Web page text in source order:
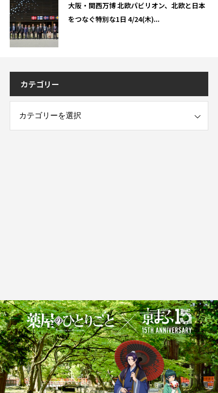
大阪・関西万博 北欧パビリオン、北欧と日本
をつなぐ特別な1日 4/24(木)...
カテゴリー